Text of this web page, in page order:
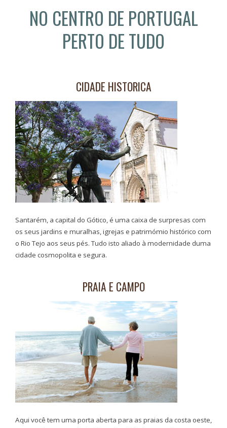
NO CENTRO DE PORTUGAL
PERTO DE TUDO
CIDADE HISTORICA
Santarém, a capital do Gótico, é uma caixa de surpresas com
os seus jardins e muralhas, igrejas e patrimómio histórico com
o Rio Tejo aos seus pés. Tudo isto aliado à modernidade duma
cidade cosmopolita e segura.
PRAIA E CAMPO
Aqui você tem uma porta aberta para as praias da costa oeste,